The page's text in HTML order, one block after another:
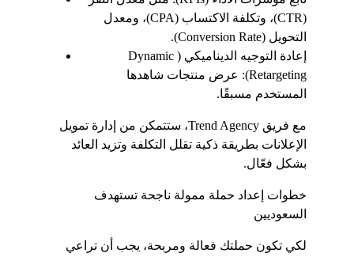
(CTR)، وتكلفة الاكتساب (CPA)، ومعدل
التحويل (Conversion Rate).
إعادة التوجيه الديناميكي (Dynamic
Retargeting): عرض منتجات شاهدها
المستخدم مسبقًا.
مع فريق Trend Agency، ستتمكن من إدارة تمويل
الإعلانات بطريقة ذكية تقلل التكلفة وتزيد العائد
بشكل فعّال.
خطوات إعداد حملة ممولة ناجحة تستهدف
السعوديين
لكي تكون حملتك فعالة ومربحة، يجب أن تراعي